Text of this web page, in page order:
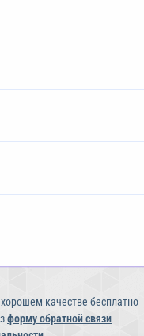
качестве бесплатно
форму обратной связи